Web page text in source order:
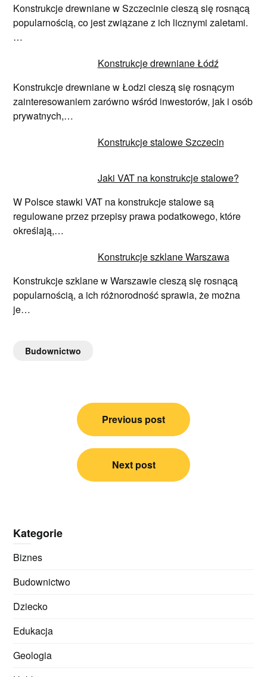
Konstrukcje drewniane w Szczecinie cieszą się rosnącą
popularnością, co jest związane z ich licznymi zaletami.
…
Konstrukcje drewniane Łódź
Konstrukcje drewniane w Łodzi cieszą się rosnącym
zainteresowaniem zarówno wśród inwestorów, jak i osób
prywatnych,…
Konstrukcje stalowe Szczecin
Jaki VAT na konstrukcje stalowe?
W Polsce stawki VAT na konstrukcje stalowe są
regulowane przez przepisy prawa podatkowego, które
określają,…
Konstrukcje szklane Warszawa
Konstrukcje szklane w Warszawie cieszą się rosnącą
popularnością, a ich różnorodność sprawia, że można
je…
Budownictwo
Nawigacja
Previous post
Next post
Kategorie
Biznes
Budownictwo
Dziecko
Edukacja
Geologia